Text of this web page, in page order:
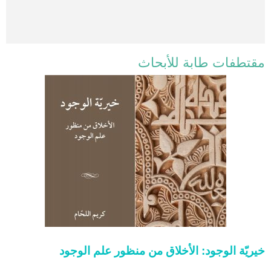
مقتطفات طابة للأبحاث
خيريّة الوجود: الأخلاق من منظور علم الوجود